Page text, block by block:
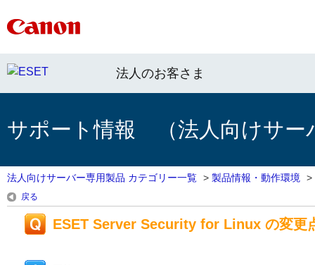
法人のお客さま
サポート情報 （法人向けサー
法人向けサーバー専用製品 カテゴリー一覧 > 製品情報・動作環境 >
戻る
ESET Server Security for Linux の変更